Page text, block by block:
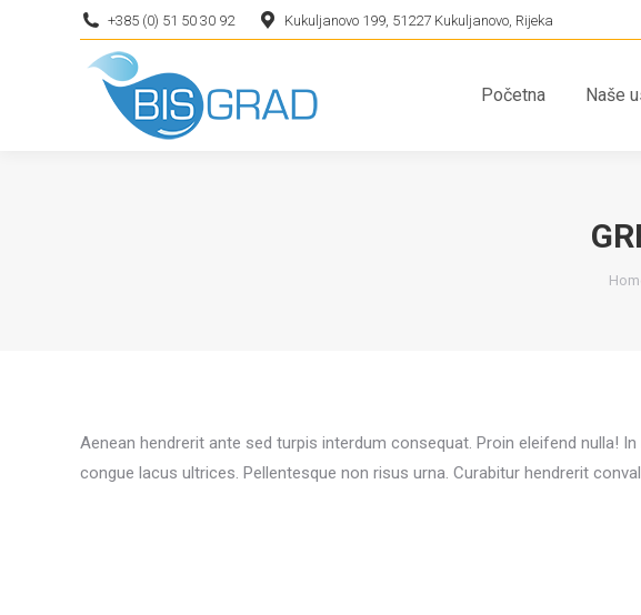
+385 (0) 51 50 30 92 Kukuljanovo 199, 51227 Kukuljanovo, Rijeka
Početna Naše
Aenean hendrerit ante sed turpis interdum consequat. Proin eleifend nulla!
congue lacus ultrices. Pellentesque non risus urna. Curabitur hendrerit